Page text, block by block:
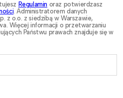
Regulamin oraz potwierdzasz
. Administratorem danych
z o.o. z siedzibą w Warszawie,
Więcej informacji o przetwarzaniu
Państwu prawach znajduje się w